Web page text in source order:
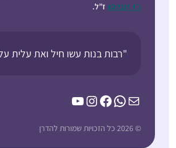
ג’וי רובינסון ז”ל.
"רבות בנות עשו חיל ואת עלית
Mail
WhatsApp
Facebook
Instagram
YouTube
© 2026 כל הזכויות שמורות להדרן